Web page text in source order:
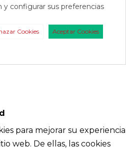
configurar sus preferencias
Cookies
Aceptar Cookies
para mejorar su experiencia
web. De ellas, las cookies